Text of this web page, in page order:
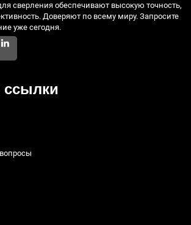
сверления обеспечивают высокую точность,
Доверяют по всему миру. Запросите
уже сегодня.